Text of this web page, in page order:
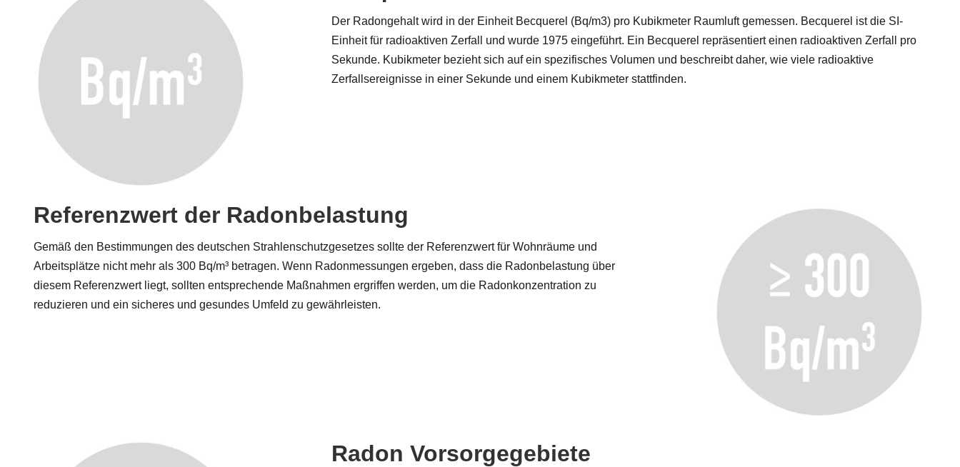
Der Radongehalt wird in der Einheit Becquerel (Bq/m3) pro Kubikmeter Raumluft gemessen. Becquerel ist die SI-
Einheit für radioaktiven Zerfall und wurde 1975 eingeführt. Ein Becquerel repräsentiert einen radioaktiven Zerfall pro
Sekunde. Kubikmeter bezieht sich auf ein spezifisches Volumen und beschreibt daher, wie viele radioaktive
Zerfallsereignisse in einer Sekunde und einem Kubikmeter stattfinden.
Referenzwert der Radonbelastung
Gemäß den Bestimmungen des deutschen Strahlenschutzgesetzes sollte der Referenzwert für Wohnräume und
Arbeitsplätze nicht mehr als 300 Bq/m³ betragen. Wenn Radonmessungen ergeben, dass die Radonbelastung über
diesem Referenzwert liegt, sollten entsprechende Maßnahmen ergriffen werden, um die Radonkonzentration zu
reduzieren und ein sicheres und gesundes Umfeld zu gewährleisten.
Radon Vorsorgegebiete